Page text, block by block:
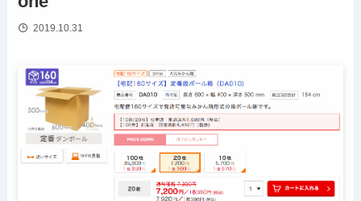
2019.10.31